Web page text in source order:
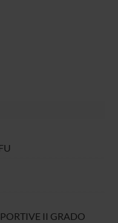
II GRADO